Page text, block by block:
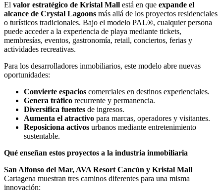
El valor estratégico de Kristal Mall está en que expande el
alcance de Crystal Lagoons más allá de los proyectos residenciales
o turísticos tradicionales. Bajo el modelo PAL®, cualquier persona
puede acceder a la experiencia de playa mediante tickets,
membresías, eventos, gastronomía, retail, conciertos, ferias y
actividades recreativas.
Para los desarrolladores inmobiliarios, este modelo abre nuevas
oportunidades:
Convierte espacios comerciales en destinos experienciales.
Genera tráfico recurrente y permanencia.
Diversifica fuentes de ingresos.
Aumenta el atractivo para marcas, operadores y visitantes.
Reposiciona activos urbanos mediante entretenimiento
sustentable.
Qué enseñan estos proyectos a la industria inmobiliaria
San Alfonso del Mar, AVA Resort Cancún y Kristal Mall
Cartagena muestran tres caminos diferentes para una misma
innovación: